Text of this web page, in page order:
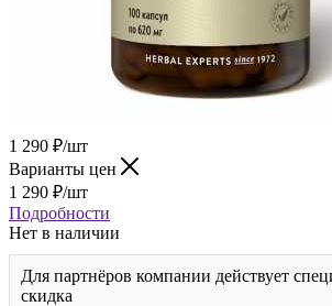
1 290 ₽/шт
Варианты цен
1 290 ₽/шт
Подробности
Нет в наличии
Для партнёров компании действует
скидка